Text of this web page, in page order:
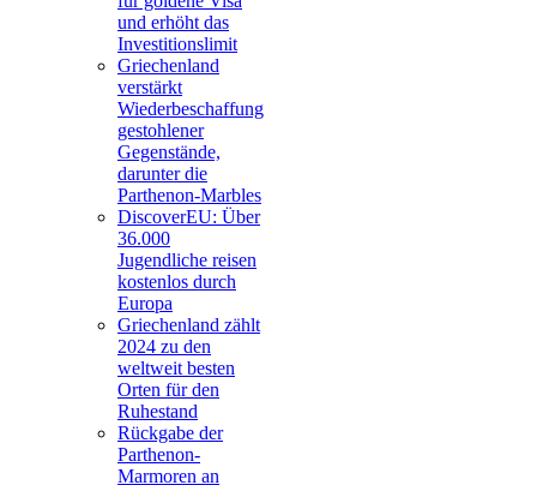
und erhöht das
Investitionslimit
Griechenland
verstärkt
Wiederbeschaffung
gestohlener
Gegenstände,
darunter die
Parthenon-Marbles
DiscoverEU: Über
36.000
Jugendliche reisen
kostenlos durch
Europa
Griechenland zählt
2024 zu den
weltweit besten
Orten für den
Ruhestand
Rückgabe der
Parthenon-
Marmoren an